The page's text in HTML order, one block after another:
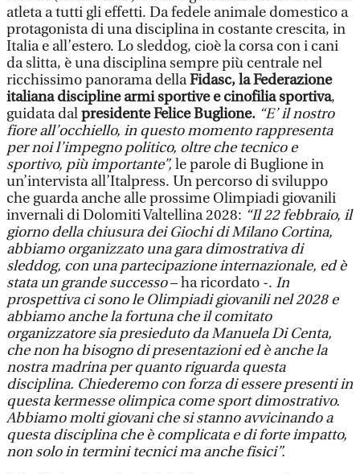
atleta a tutti gli effetti. Da fedele animale domestico a
protagonista di una disciplina in costante crescita, in
Italia e all’estero. Lo sleddog, cioè la corsa con i cani
da slitta, è una disciplina sempre più centrale nel
ricchissimo panorama dellaFidasc, la Federazione
italiana discipline armi sportive e cinofilia sportiva,
guidata dalpresidente Felice Buglione. “E’ il nostro
fiore all’occhiello, in questo momento rappresenta
per noi l’impegno politico, oltre che tecnico e
sportivo, più importante”, le parole di Buglione in
un’intervista all’Italpress. Un percorso di sviluppo
che guarda anche alle prossime Olimpiadi giovanili
invernali di Dolomiti Valtellina 2028: “Il 22 febbraio, il
giorno della chiusura dei Giochi di Milano Cortina,
abbiamo organizzato una gara dimostrativa di
sleddog, con una partecipazione internazionale, ed è
stata un grande successo– ha ricordato -. In
prospettiva ci sono le Olimpiadi giovanili nel 2028 e
abbiamo anche la fortuna che il comitato
organizzatore sia presieduto da Manuela Di Centa,
che non ha bisogno di presentazioni ed è anche la
nostra madrina per quanto riguarda questa
disciplina. Chiederemo con forza di essere presenti in
questa kermesse olimpica come sport dimostrativo.
Abbiamo molti giovani che si stanno avvicinando a
questa disciplina che è complicata e di forte impatto,
non solo in termini tecnici ma anche fisici”.